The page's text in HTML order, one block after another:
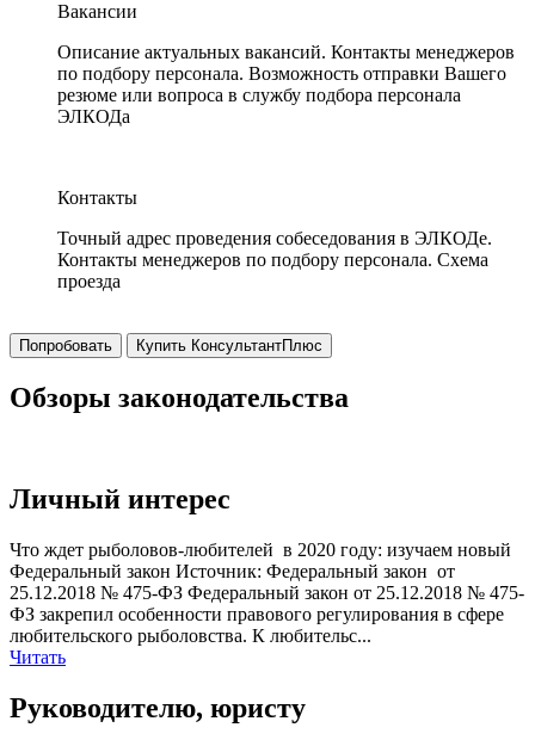
Вакансии
Описание актуальных вакансий. Контакты менеджеров
по подбору персонала. Возможность отправки Вашего
резюме или вопроса в службу подбора персонала
ЭЛКОДа
Контакты
Точный адрес проведения собеседования в ЭЛКОДе.
Контакты менеджеров по подбору персонала. Схема
проезда
Попробовать Купить КонсультантПлюс
Обзоры законодательства
Личный интерес
Что ждет рыболовов-любителей в 2020 году: изучаем новый
Федеральный закон Источник: Федеральный закон от
25.12.2018 № 475-ФЗ Федеральный закон от 25.12.2018 № 475-
ФЗ закрепил особенности правового регулирования в сфере
любительского рыболовства. К любительс...
Читать
Руководителю, юристу